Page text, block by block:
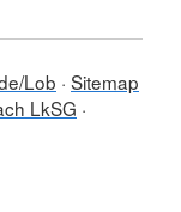
Lob Sitemap
LkSG